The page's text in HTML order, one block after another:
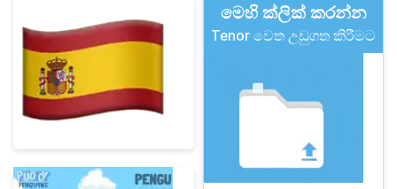
මෙහි ක්ලික් කරන්න
Tenor වෙත උඩුගත කිරීමට